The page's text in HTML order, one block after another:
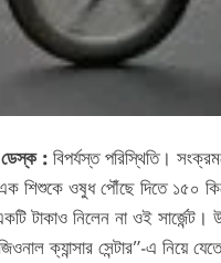
: বিপর্যস্ত পরিস্থিতি।
শিশুকে ওষুধ পৌঁছে দিতে ১৫০
টাকাও নিলেন না ওই
ক্যান্সার সেন্টার”-এ নিয়ে